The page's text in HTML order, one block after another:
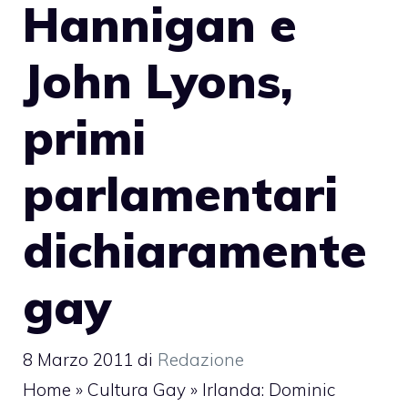
Hannigan e
John Lyons,
primi
parlamentari
dichiaramente
gay
8 Marzo 2011 di Redazione
Home » Cultura Gay » Irlanda: Dominic